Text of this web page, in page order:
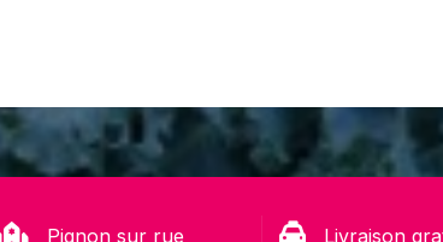
Pignon sur rue Livraison